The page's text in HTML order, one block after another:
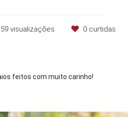
visualizações 0 curtidas
feitos com muito carinho!